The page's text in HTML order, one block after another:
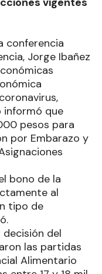
conferencia
Jorge Ibañez
informó que
pesos para
por Embarazo y
bono de la
al
tipo de
del
las partidas
Alimentario